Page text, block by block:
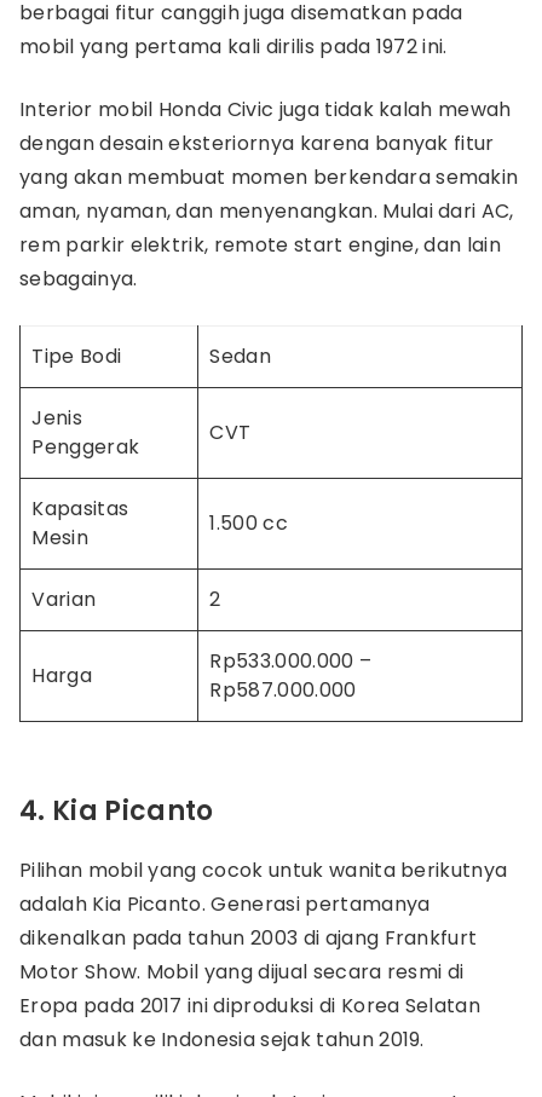
berbagai fitur canggih juga disematkan pada
mobil yang pertama kali dirilis pada 1972 ini.
Interior mobil Honda Civic juga tidak kalah mewah
dengan desain eksteriornya karena banyak fitur
yang akan membuat momen berkendara semakin
aman, nyaman, dan menyenangkan. Mulai dari AC,
rem parkir elektrik, remote start engine, dan lain
sebagainya.
Tipe Bodi Sedan
Jenis
Penggerak
CVT
Kapasitas
Mesin
1.500 cc
Varian 2
Harga
Rp533.000.000 –
Rp587.000.000
4. Kia Picanto
Pilihan mobil yang cocok untuk wanita berikutnya
adalah Kia Picanto. Generasi pertamanya
dikenalkan pada tahun 2003 di ajang Frankfurt
Motor Show. Mobil yang dijual secara resmi di
Eropa pada 2017 ini diproduksi di Korea Selatan
dan masuk ke Indonesia sejak tahun 2019.